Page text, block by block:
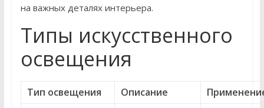
на важных деталях интерьера.
Типы искусственного
освещения
Тип освещения Описание